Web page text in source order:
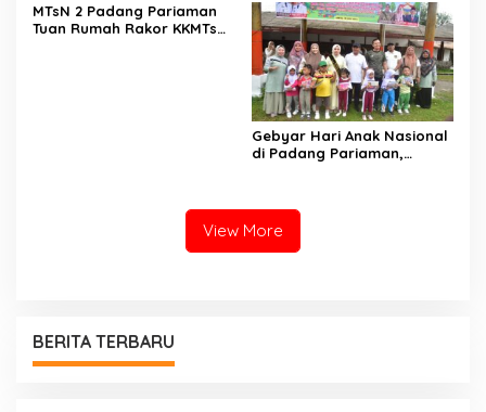
GUSMAN, S.E., M.B.A., DI
MAKODAM
SJAHRIR
MTsN 2 Padang Pariaman
Tuan Rumah Rakor KKMTs
Gebyar Hari Anak Nasional
di Padang Pariaman,
untuk Semua Anak
View More
BERITA TERBARU